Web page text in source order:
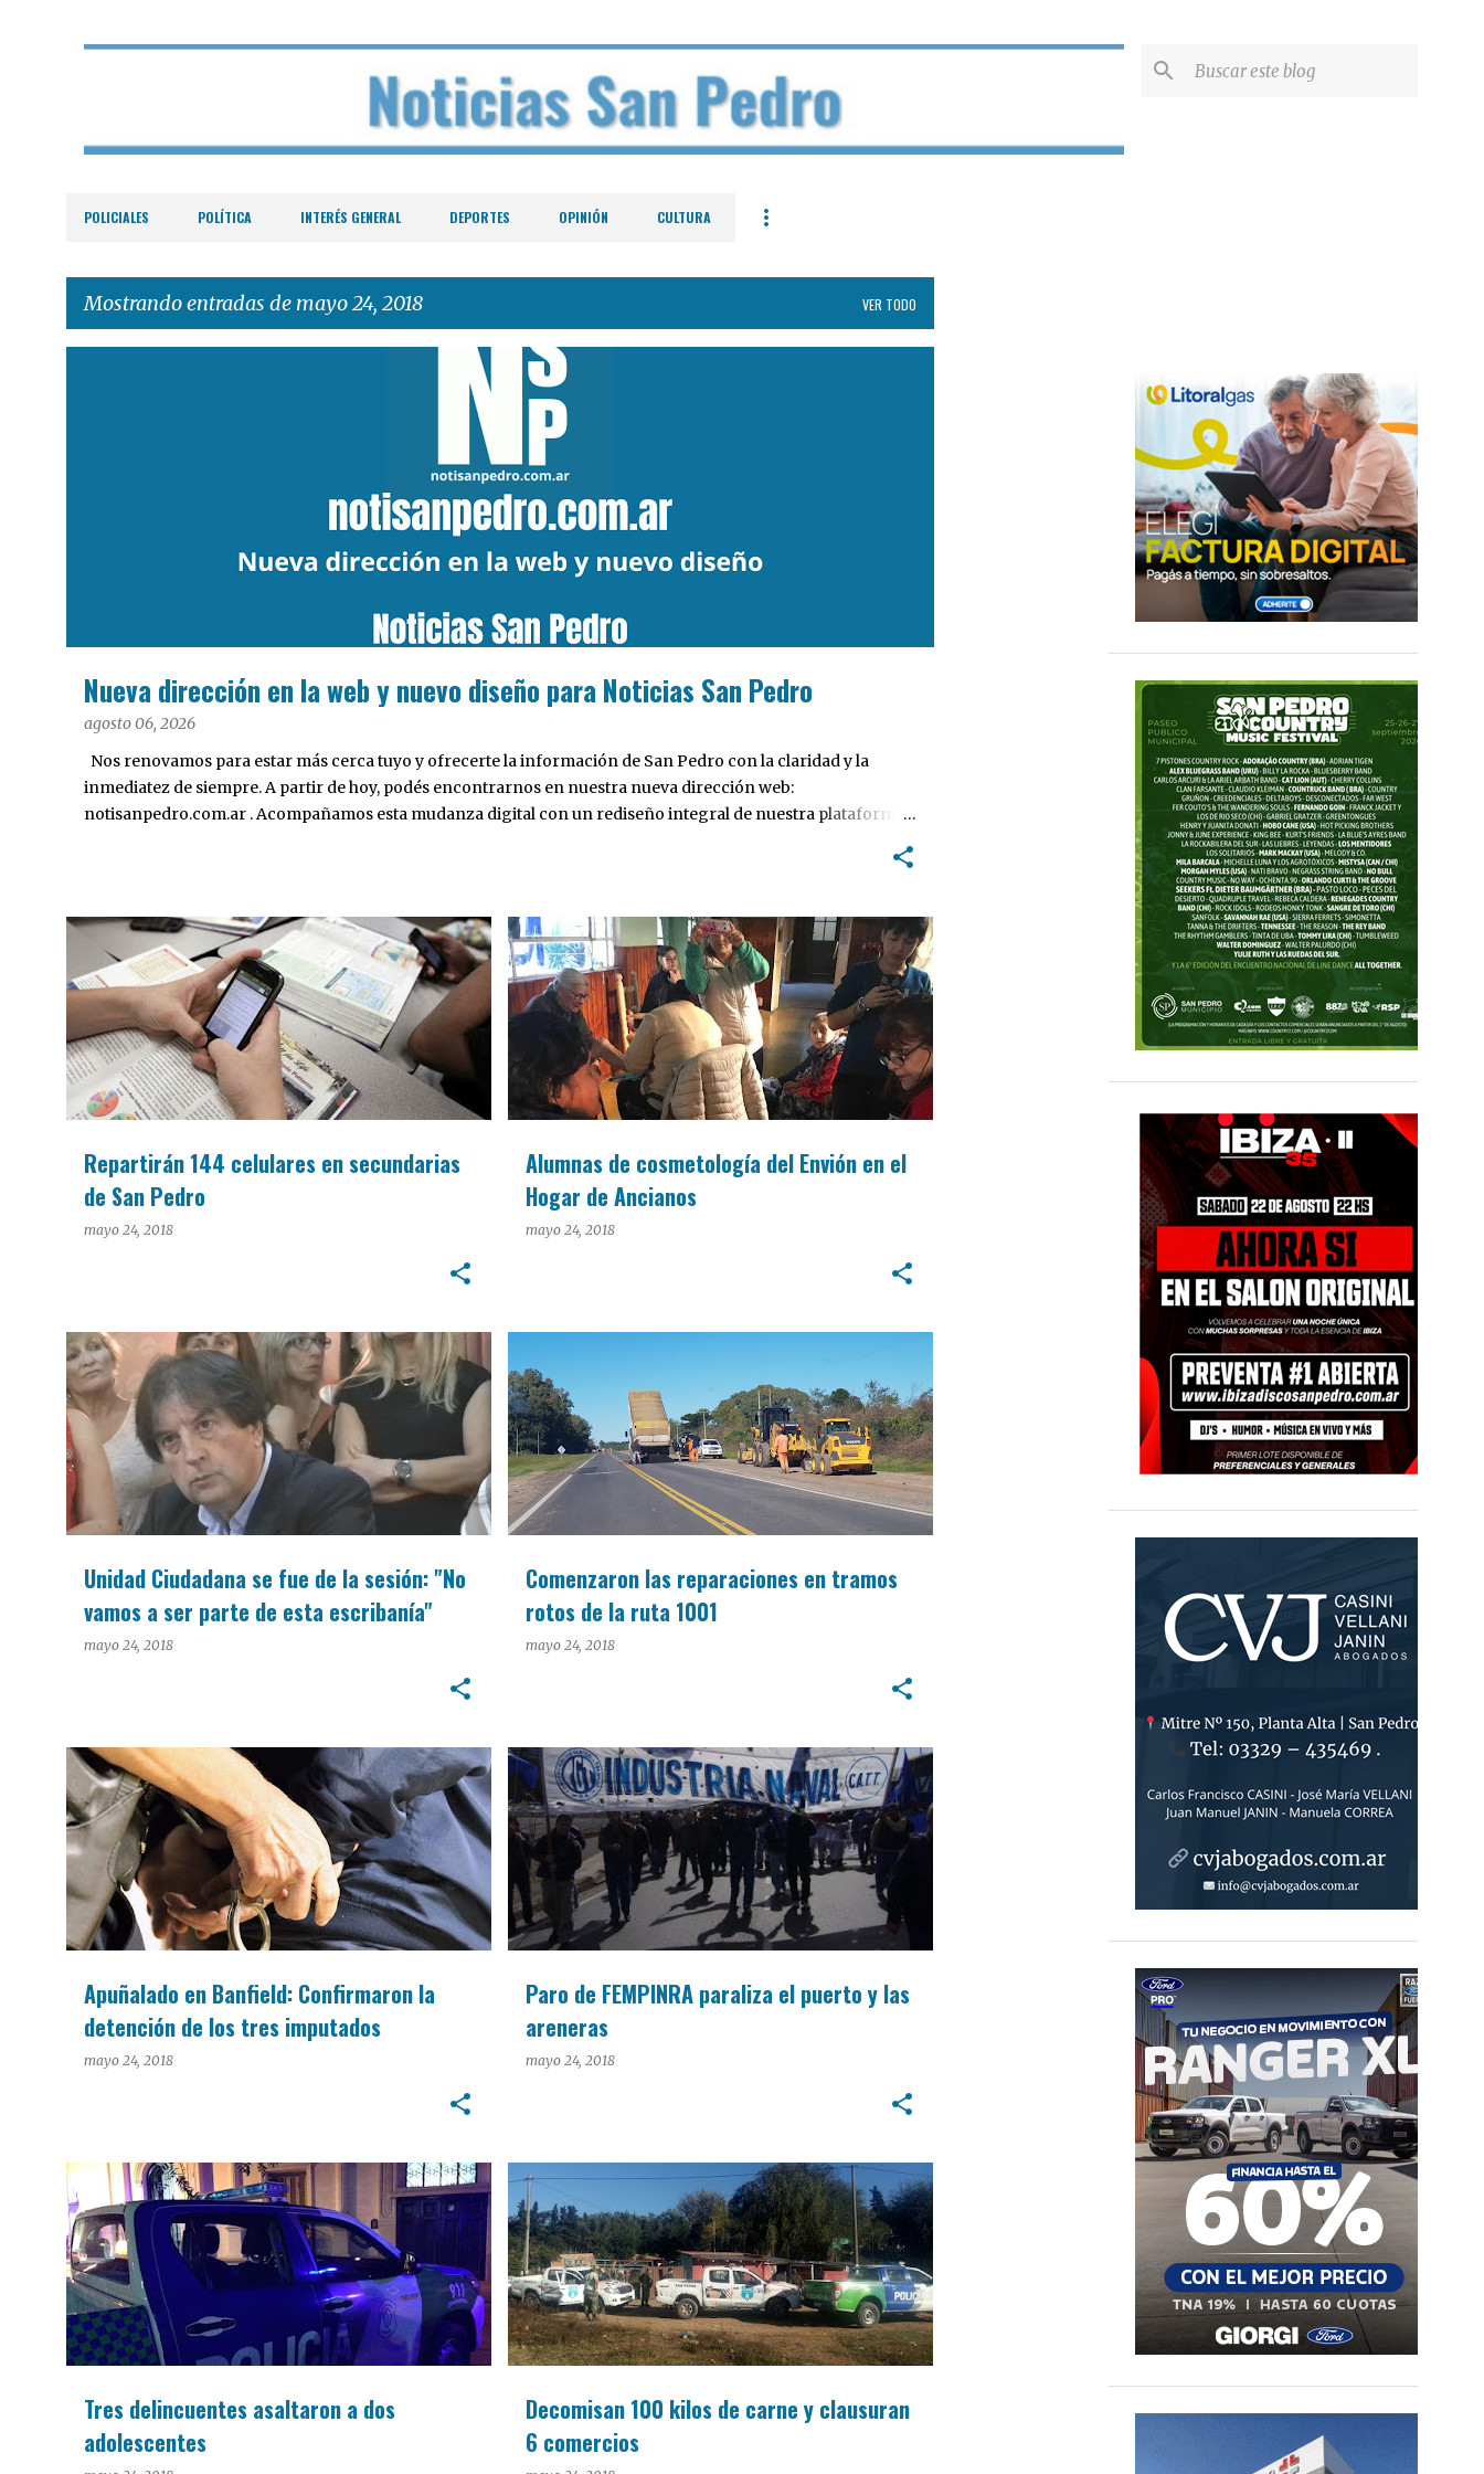
POLICIALES POLÍTICA INTERÉS GENERAL DEPORTES OPINIÓN CULTURA
Mostrando entradas de mayo 24, 2018 VER TODO
Nueva dirección en la web y nuevo diseño para Noticias San Pedro
agosto 06, 2026
Nos renovamos para estar más cerca tuyo y ofrecerte la información de San Pedro con la claridad y la
inmediatez de siempre. A partir de hoy, podés encontrarnos en nuestra nueva dirección web:
notisanpedro.com.ar . Acompañamos esta mudanza digital con un rediseño integral de nuestra plataforma.
Repartirán 144 celulares en secundarias
de San Pedro
mayo 24, 2018
INTERÉS GENERAL
Alumnas de cosmetología del Envión en el
Hogar de Ancianos
mayo 24, 2018
INSTITUCIONES
Unidad Ciudadana se fue de la sesión: "No
vamos a ser parte de esta escribanía"
mayo 24, 2018
POLÍTICA
Comenzaron las reparaciones en tramos
rotos de la ruta 1001
mayo 24, 2018
INTERÉS GENERAL
Apuñalado en Banfield: Confirmaron la
detención de los tres imputados
mayo 24, 2018
POLICIALES
Paro de FEMPINRA paraliza el puerto y las
areneras
mayo 24, 2018
INTERÉS GENERAL
Tres delincuentes asaltaron a dos
adolescentes
POLICIALES
Decomisan 100 kilos de carne y clausuran
6 comercios
POLICIALES